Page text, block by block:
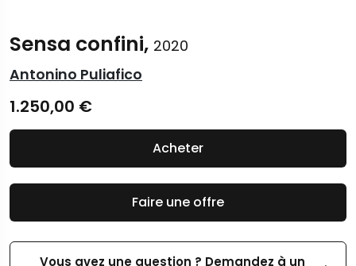
Sensa confini, 2020
Antonino Puliafico
1.250,00 €
Faire une offre
Vous avez une question ? Demandez à un
Acheter